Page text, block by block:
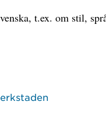
t.ex. om stil,